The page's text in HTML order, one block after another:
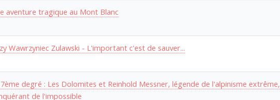
aventure tragique au Mont Blanc
Wawrzyniec Zulawski - L'important c'est de sauver...
degré : Les Dolomites et Reinhold Messner, légende de l'alpinisme extrême,
de l'impossible